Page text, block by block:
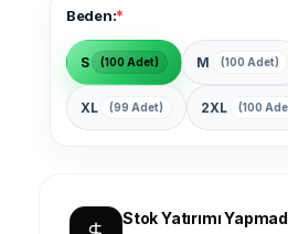
Beden:*
S (100 Adet) M (100 Adet)
XL (99 Adet) 2XL (100
Stok Yatırımı